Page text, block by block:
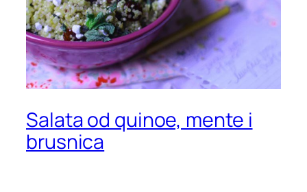
Salata od quinoe, mente i
brusnica